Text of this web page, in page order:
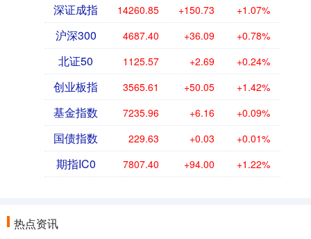
深证成指 14260.85 +150.73 +1.07%
沪深300 4687.40 +36.09 +0.78%
北证50 1125.57 +2.69 +0.24%
创业板指 3565.61 +50.05 +1.42%
基金指数 7235.96 +6.16 +0.09%
国债指数 229.63 +0.03 +0.01%
期指IC0 7807.40 +94.00 +1.22%
热点资讯